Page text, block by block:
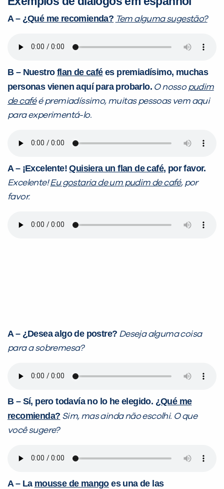
A – ¿Qué me recomienda? Tem alguma sugestão?
B – Nuestro flan de cafées premiadísimo, muchas
personas vienen aquí para probarlo. O nossopudim
de caféé premiadíssimo, muitas pessoas vem aqui
para experimentá-lo.
A – ¡Excelente!Quisiera un flan de café, por favor.
Excelente!Eu gostaria de um pudim de café, por
favor.
A – ¿Desea algo de postre? Deseja alguma coisa
para a sobremesa?
B – Sí, pero todavía no lo he elegido. ¿Qué me
recomienda? Sim, mas ainda não escolhi. O que
você sugere?
A – La mousse de mangoes una de las